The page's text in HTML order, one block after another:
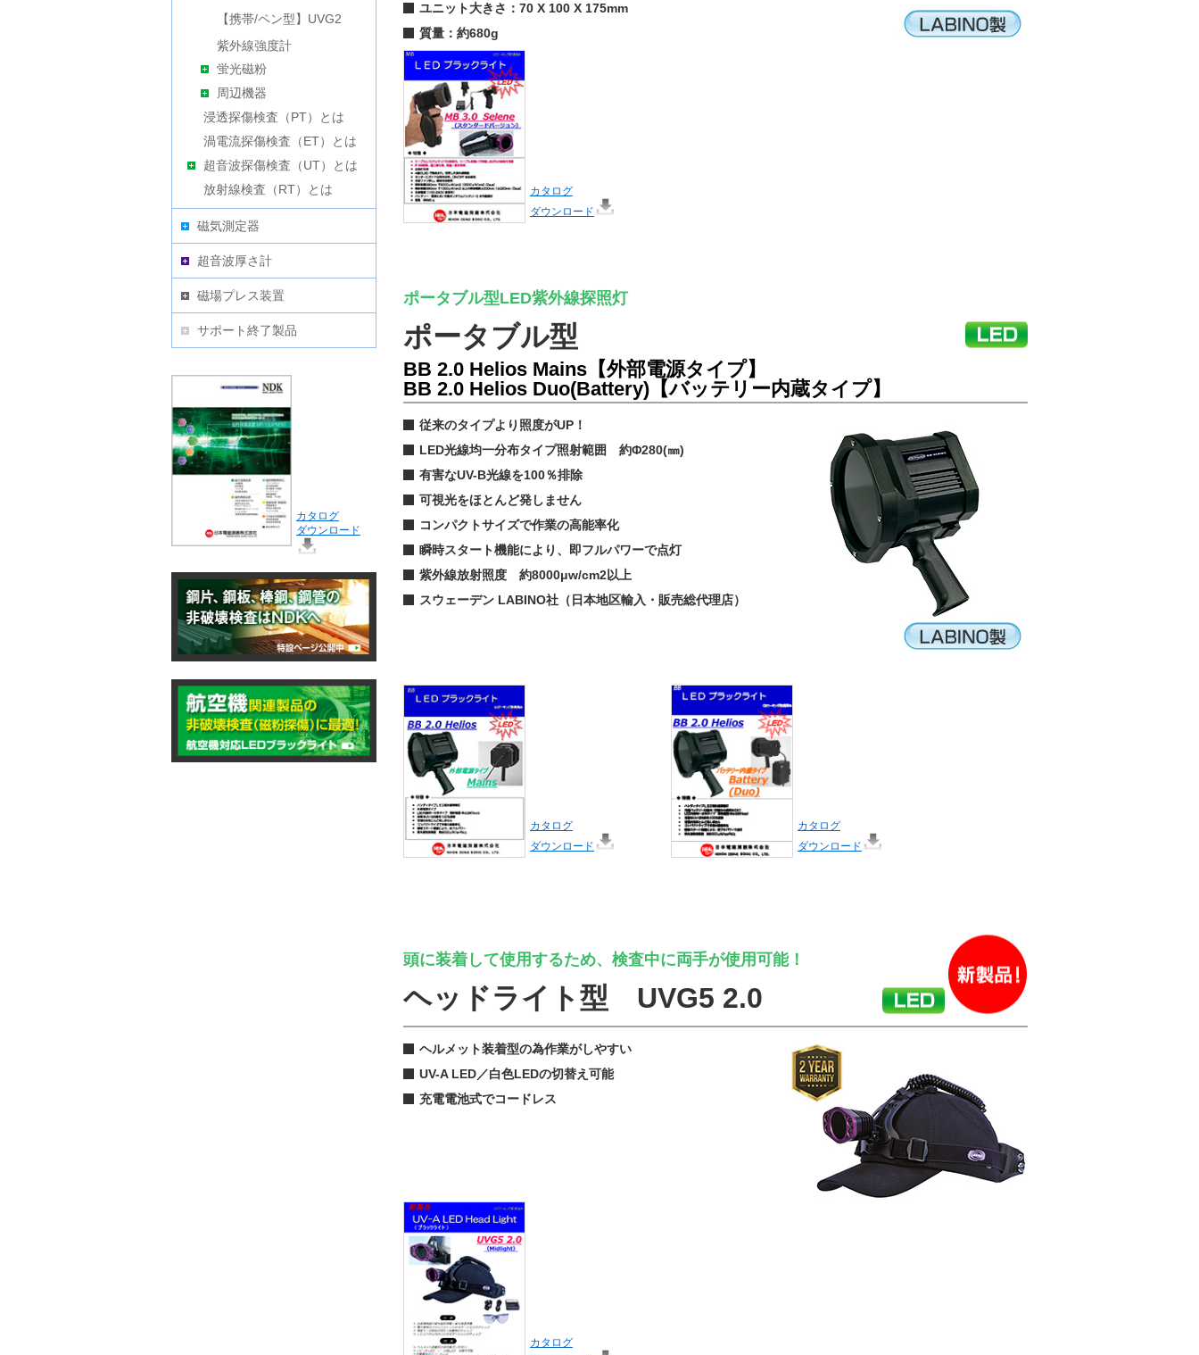
【携帯/ペン型】UVG2
紫外線強度計
蛍光磁粉
周辺機器
浸透探傷検査（PT）とは
渦電流探傷検査（ET）とは
超音波探傷検査（UT）とは
放射線検査（RT）とは
磁気測定器
超音波厚さ計
磁場プレス装置
サポート終了製品
カタログ
ダウンロード
ユニット大きさ：70 X 100 X 175mm
質量：約680g
カタログ
ダウンロード
ポータブル型LED紫外線探照灯
ポータブル型
BB 2.0 Helios Mains【外部電源タイプ】
BB 2.0 Helios Duo(Battery)【バッテリー内蔵タイプ】
従来のタイプより照度がUP！
LED光線均一分布タイプ照射範囲 約Φ280(㎜)
有害なUV-B光線を100％排除
可視光をほとんど発しません
コンパクトサイズで作業の高能率化
瞬時スタート機能により、即フルパワーで点灯
紫外線放射照度 約8000μw/cm2以上
スウェーデン LABINO社（日本地区輸入・販売総代理店）
カタログ
ダウンロード
カタログ
ダウンロード
頭に装着して使用するため、検査中に両手が使用可能！
ヘッドライト型 UVG5 2.0
ヘルメット装着型の為作業がしやすい
UV-A LED／白色LEDの切替え可能
充電電池式でコードレス
カタログ